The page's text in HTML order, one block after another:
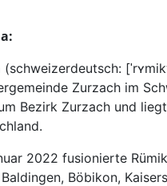
(schweizerdeutsch:
Zurzach im
Bezirk Zurzach und
2022 fusionierte
Böbikon,